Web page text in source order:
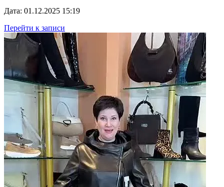
Дата: 01.12.2025 15:19
Перейти к записи